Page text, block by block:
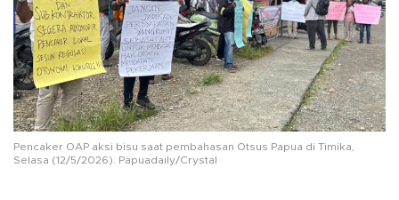
Pencaker OAP aksi bisu saat pembahasan Otsus Papua di Timika,
Selasa (12/5/2026). Papuadaily/Crystal